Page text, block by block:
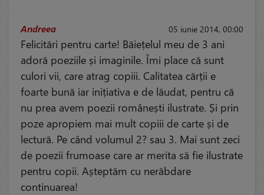
05 iunie 2014, 00:00
Andreea
Felicitări pentru carte! Băiețelul meu de 3 ani
adoră poeziile și imaginile. Îmi place că sunt
culori vii, care atrag copiii. Calitatea cărții e
foarte bună iar inițiativa e de lăudat, pentru că
nu prea avem poezii românești ilustrate. Și prin
poze apropiem mai mult copiii de carte și de
lectură. Pe când volumul 2? sau 3. Mai sunt zeci
de poezii frumoase care ar merita să fie ilustrate
pentru copii. Așteptăm cu nerăbdare
continuarea!